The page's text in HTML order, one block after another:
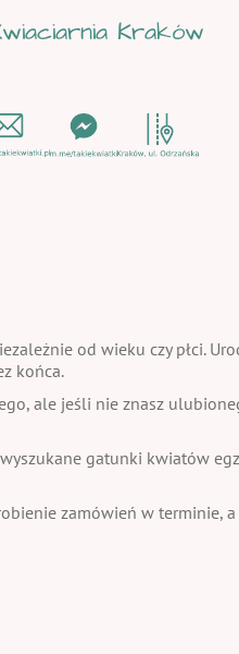
Kraków
od wieku czy płci.
końca.
ale jeśli nie znasz
gatunki kwiatów
zamówień w terminie,